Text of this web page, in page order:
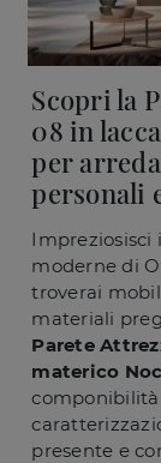
Scopri la
08 in
per
personali
Impreziosisci
moderne di
troverai
materiali
Parete
materico
componibilità
presente e